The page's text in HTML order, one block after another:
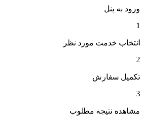
ورود به پنل
1
انتخاب خدمت مورد نظر
2
تکمیل سفارش
3
مشاهده نتیجه مطلوب